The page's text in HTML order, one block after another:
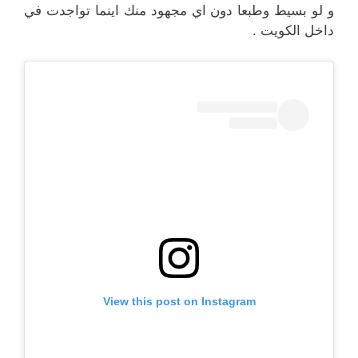
و لو بسيط وطبعا دون اي مجهود منك اينما تواجدت في
داخل الكويت .
View this post on Instagram